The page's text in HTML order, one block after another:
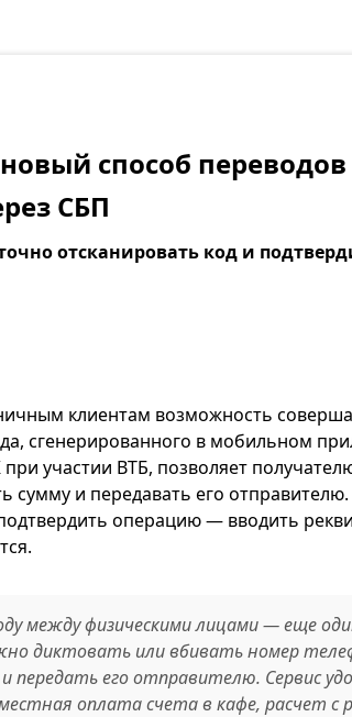
новый способ
СБП
отсканировать код и
клиентам возможность
сгенерированного в мобильном
участии ВТБ, позволяет
сумму и передавать его
операцию — вводить
между физическими лицами — еще
диктовать или вбивать номер
передать его отправителю. Сервис
оплата счета в кафе, расчет с